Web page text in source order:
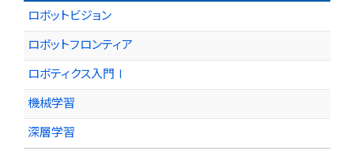
ロボットビジョン
ロボットフロンティア
ロボティクス入門Ⅰ
機械学習
深層学習